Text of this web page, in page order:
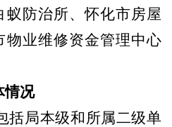
防治所、怀化市房屋
物业维修资金管理中心
情况
括局本级和所属二级单